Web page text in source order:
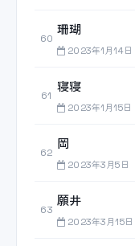
60
珊瑚
2023年1月14日
61
寝寝
2023年1月15日
62
岡
2023年3月5日
63
願井
2023年3月15日